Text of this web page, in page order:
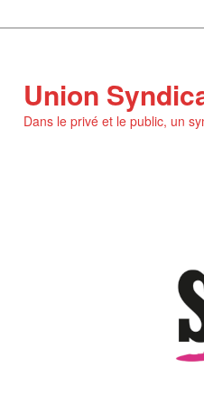
Union
Dans le privé et le public, un